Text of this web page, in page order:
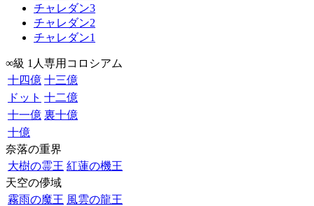
チャレダン3
チャレダン2
チャレダン1
∞級 1人専用コロシアム
十四億 十三億
ドット 十二億
十一億 裏十億
十億
奈落の重界
大樹の霊王 紅蓮の機王
天空の儚域
霧雨の魔王 風雲の龍王